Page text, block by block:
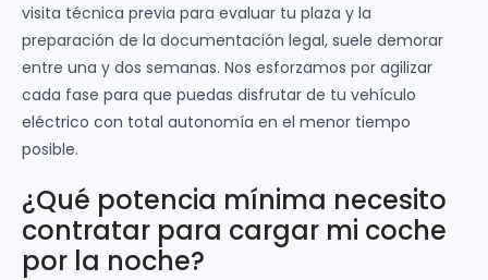
visita técnica previa para evaluar tu plaza y la
preparación de la documentación legal, suele demorar
entre una y dos semanas. Nos esforzamos por agilizar
cada fase para que puedas disfrutar de tu vehículo
eléctrico con total autonomía en el menor tiempo
posible.
¿Qué potencia mínima necesito
contratar para cargar mi coche
por la noche?